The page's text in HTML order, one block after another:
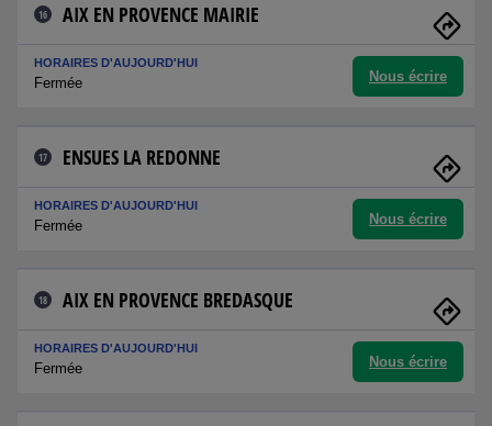
16 AIX EN PROVENCE MAIRIE
HORAIRES D'AUJOURD'HUI
Fermée Nous écrire
17 ENSUES LA REDONNE
HORAIRES D'AUJOURD'HUI
Fermée Nous écrire
18 AIX EN PROVENCE BREDASQUE
HORAIRES D'AUJOURD'HUI
Fermée Nous écrire